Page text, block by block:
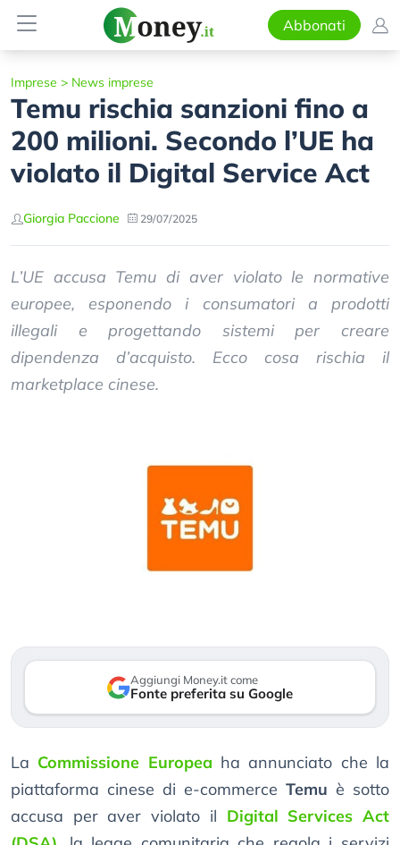
Abbonati
Imprese > News imprese
Temu rischia sanzioni fino a
200 milioni. Secondo l’UE ha
violato il Digital Service Act
Giorgia Paccione 29/07/2025
L’UE accusa Temu di aver violato le normative
europee, esponendo i consumatori a prodotti
illegali e progettando sistemi per creare
dipendenza d’acquisto. Ecco cosa rischia il
marketplace cinese.
Aggiungi Money.it come
Fonte preferita su Google
La Commissione Europea ha annunciato che la
piattaforma cinese di e-commerce Temu è sotto
accusa per aver violato il Digital Services Act